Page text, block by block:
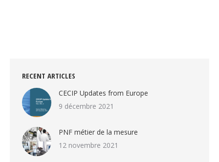
RECENT ARTICLES
CECIP Updates from Europe
9 décembre 2021
PNF métier de la mesure
12 novembre 2021